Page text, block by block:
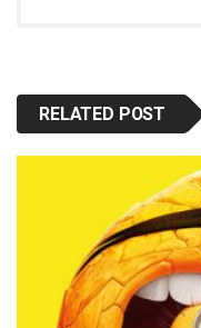
RELATED POST